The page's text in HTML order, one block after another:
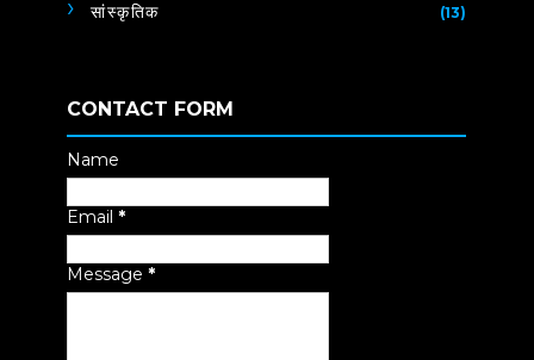
सांस्कृतिक (13)
CONTACT FORM
Name
Email *
Message *